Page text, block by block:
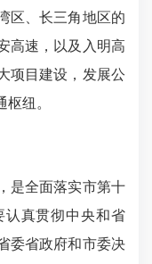
区、长三角地区的
高速，以及入明高
项目建设，发展公
纽。
全面落实市第十
认真贯彻中央和省
委省政府和市委决